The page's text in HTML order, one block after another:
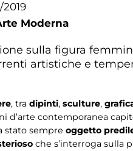
2019
Moderna
sulla figura
artistiche e
, tra dipinti, sculture,
d’arte contemporanea
stato sempre oggetto
che s’interroga sulla